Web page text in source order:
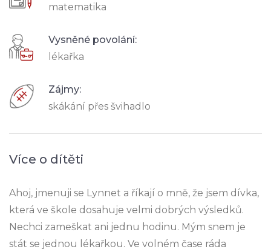
matematika
Vysněné povolání:
lékařka
Zájmy:
skákání přes švihadlo
Více o dítěti
Ahoj, jmenuji se Lynnet a říkají o mně, že jsem dívka,
která ve škole dosahuje velmi dobrých výsledků.
Nechci zameškat ani jednu hodinu. Mým snem je
stát se jednou lékařkou. Ve volném čase ráda